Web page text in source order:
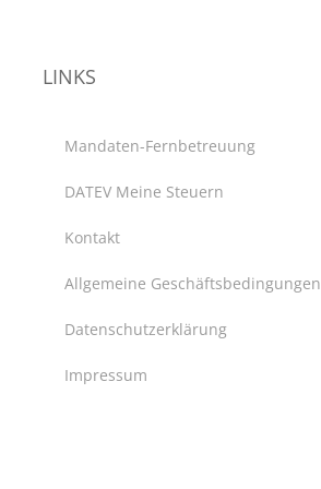
LINKS
Mandaten-Fernbetreuung
DATEV Meine Steuern
Kontakt
Allgemeine Geschäftsbedingungen
Datenschutzerklärung
Impressum